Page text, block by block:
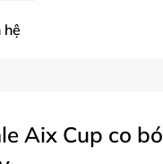
hệ
Aix Cup co